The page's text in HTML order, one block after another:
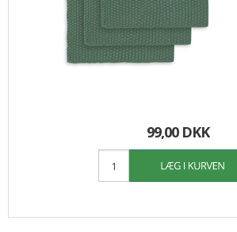
99,00 DKK